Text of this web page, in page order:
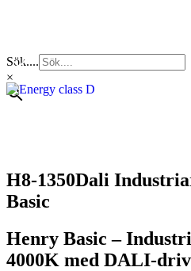
Sök....
×
H8-1350Dali
Basic
Henry Basic –
4000K med DALI-